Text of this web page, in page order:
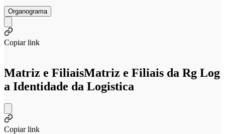
Organograma
Copiar link
Matriz e FiliaisMatriz e Filiais da Rg Log
a Identidade da Logistica
Copiar link